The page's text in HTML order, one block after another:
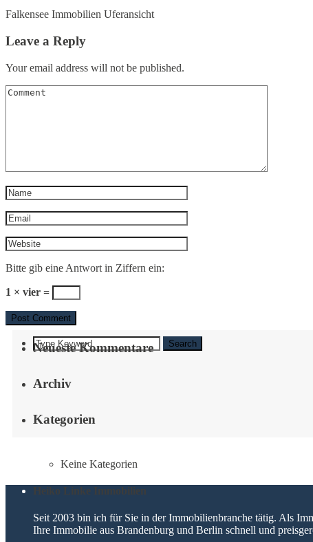
Falkensee Immobilien Uferansicht
Leave a Reply
Your email address will not be published.
Bitte gib eine Antwort in Ziffern ein:
1 × vier =
Search
Neueste Kommentare
Archiv
Kategorien
Keine Kategorien
Heiko Linke Immobilien
Seit 2003 bin ich für Sie in der Immobilienbranche tätig. Als
Ihre Immobilie aus Brandenburg und Berlin schnell und